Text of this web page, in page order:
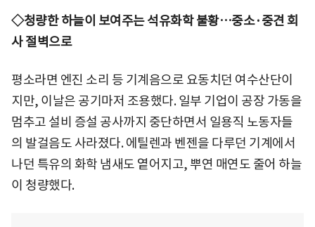
◇청량한 하늘이 보여주는 석유화학 불황…중소·중견 회
사 절벽으로
평소라면 엔진 소리 등 기계음으로 요동치던 여수산단이
지만, 이날은 공기마저 조용했다. 일부 기업이 공장 가동을
멈추고 설비 증설 공사까지 중단하면서 일용직 노동자들
의 발걸음도 사라졌다. 에틸렌과 벤젠을 다루던 기계에서
나던 특유의 화학 냄새도 옅어지고, 뿌연 매연도 줄어 하늘
이 청량했다.